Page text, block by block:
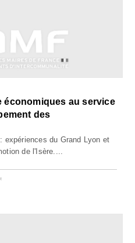
économiques au service
des
expériences du Grand Lyon et
de l'Isère....